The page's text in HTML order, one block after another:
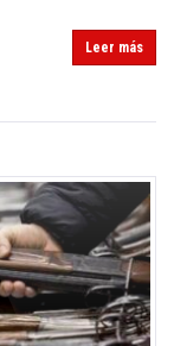
Leer más